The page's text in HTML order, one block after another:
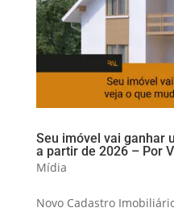
Seu imóvel vai ganhar
a partir de 2026 – Por
Mídia
Novo Cadastro